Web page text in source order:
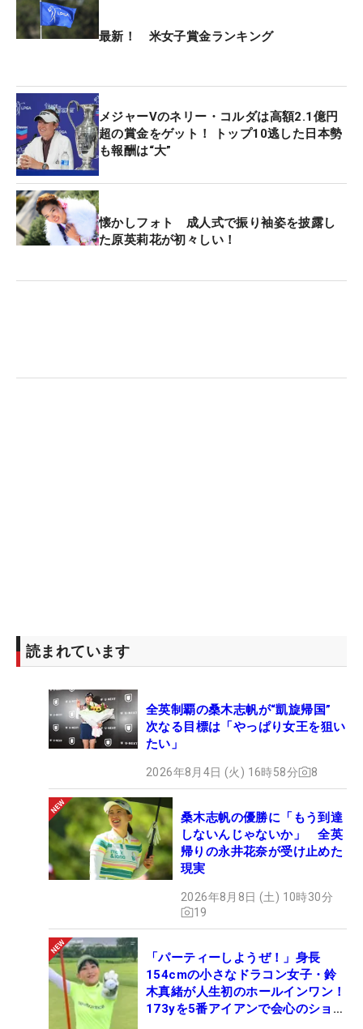
80位以内に入ることで、一気に100位程度までアッ
プする。
リー14』になり、後退も見込まれる。ポイントラン
ク104位の西村、同133位の櫻井、同137位の渋野に
とって、この後の出場試合を左右する正念場とな
る。
最新！ 米女子賞金ランキング
メジャーVのネリー・コルダは高額2.1億円
超の賞金をゲット！ トップ10逃した日本勢
も報酬は“大”
懐かしフォト 成人式で振り袖姿を披露し
た原英莉花が初々しい！
読まれています
全英制覇の桑木志帆が“凱旋帰国”
次なる目標は「やっぱり女王を狙い
たい」
2026年8月4日 (火) 16時58分 8
桑木志帆の優勝に「もう到達
しないんじゃないか」 全英
帰りの永井花奈が受け止めた
現実
2026年8月8日 (土) 10時30分
19
「パーティーしようぜ！」身長
154cmの小さなドラコン女子・鈴
木真緒が人生初のホールインワン！
173yを5番アイアンで会心のショッ